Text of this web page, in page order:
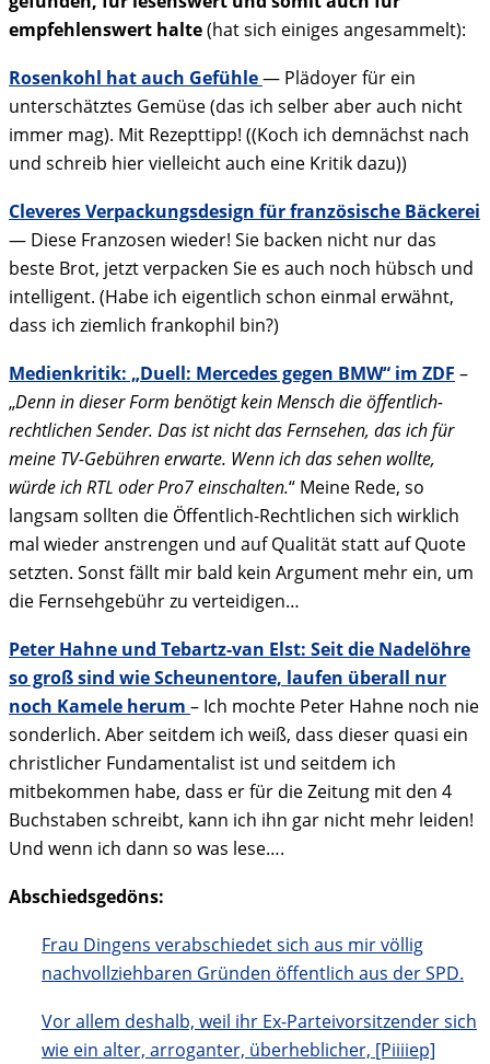
empfehlenswert halte(hat sich einiges angesammelt):
Rosenkohl hat auch Gefühle— Plädoyer für ein
unterschätztes Gemüse (das ich selber aber auch nicht
immer mag). Mit Rezepttipp! ((Koch ich demnächst nach
und schreib hier vielleicht auch eine Kritik dazu))
Cleveres Verpackungsdesign für französische Bäckerei
— Diese Franzosen wieder! Sie backen nicht nur das
beste Brot, jetzt verpacken Sie es auch noch hübsch und
intelligent. (Habe ich eigentlich schon einmal erwähnt,
dass ich ziemlich frankophil bin?)
Medienkritik: „Duell: Mercedes gegen BMW“ im ZDF –
„Denn in dieser Form benötigt kein Mensch die öffentlich-
rechtlichen Sender. Das ist nicht das Fernsehen, das ich für
meine TV-Gebühren erwarte. Wenn ich das sehen wollte,
würde ich RTL oder Pro7 einschalten.“ Meine Rede, so
langsam sollten die Öffentlich-Rechtlichen sich wirklich
mal wieder anstrengen und auf Qualität statt auf Quote
setzten. Sonst fällt mir bald kein Argument mehr ein, um
die Fernsehgebühr zu verteidigen…
Peter Hahne und Tebartz-van Elst: Seit die Nadelöhre
so groß sind wie Scheunentore, laufen überall nur
noch Kamele herum – Ich mochte Peter Hahne noch nie
sonderlich. Aber seitdem ich weiß, dass dieser quasi ein
christlicher Fundamentalist ist und seitdem ich
mitbekommen habe, dass er für die Zeitung mit den 4
Buchstaben schreibt, kann ich ihn gar nicht mehr leiden!
Und wenn ich dann so was lese….
Abschiedsgedöns:
Frau Dingens verabschiedet sich aus mir völlig
nachvollziehbaren Gründen öffentlich aus der SPD.
Vor allem deshalb, weil ihr Ex-Parteivorsitzender sich
wie ein alter, arroganter, überheblicher, [Piiiiep]